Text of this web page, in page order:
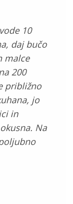
10
daj bučo
malce
200
približno
jo
in
Na